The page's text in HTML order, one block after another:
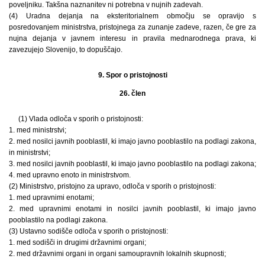
poveljniku. Takšna naznanitev ni potrebna v nujnih zadevah.
(4) Uradna dejanja na eksteritorialnem območju se opravijo s
posredovanjem ministrstva, pristojnega za zunanje zadeve, razen, če gre za
nujna dejanja v javnem interesu in pravila mednarodnega prava, ki
zavezujejo Slovenijo, to dopuščajo.
9. Spor o pristojnosti
26. člen
(1) Vlada odloča v sporih o pristojnosti:
1. med ministrstvi;
2. med nosilci javnih pooblastil, ki imajo javno pooblastilo na podlagi zakona,
in ministrstvi;
3. med nosilci javnih pooblastil, ki imajo javno pooblastilo na podlagi zakona;
4. med upravno enoto in ministrstvom.
(2) Ministrstvo, pristojno za upravo, odloča v sporih o pristojnosti:
1. med upravnimi enotami;
2. med upravnimi enotami in nosilci javnih pooblastil, ki imajo javno
pooblastilo na podlagi zakona.
(3) Ustavno sodišče odloča v sporih o pristojnosti:
1. med sodišči in drugimi državnimi organi;
2. med državnimi organi in organi samoupravnih lokalnih skupnosti;